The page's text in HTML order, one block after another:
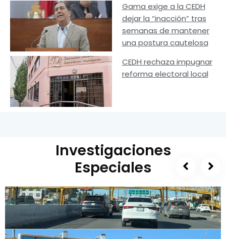
Gama exige a la CEDH
dejar la “inacción” tras
semanas de mantener
una postura cautelosa
CEDH rechaza impugnar
reforma electoral local
Investigaciones
Especiales